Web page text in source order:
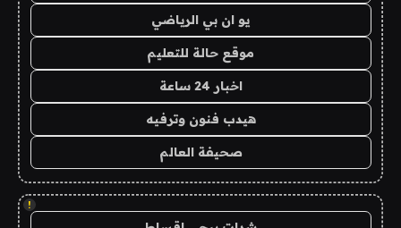
يو ان بي الرياضي
موقع حالة للتعليم
اخبار 24 ساعة
هيدب فنون وترفيه
صحيفة العالم
!